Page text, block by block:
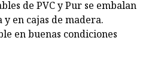
de PVC y Pur se embalan
en cajas de madera.
en buenas condiciones